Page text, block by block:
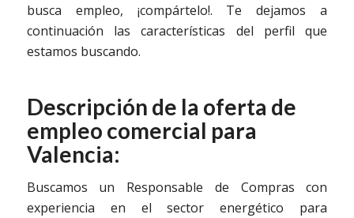
busca empleo, ¡compártelo!. Te dejamos a
continuación las características del perfil que
estamos buscando.
Descripción de la oferta de
empleo comercial para
Valencia:
Buscamos un Responsable de Compras con
experiencia en el sector energético para